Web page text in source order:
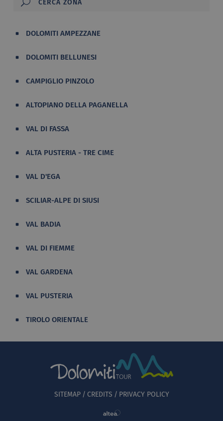
DOLOMITI AMPEZZANE
DOLOMITI BELLUNESI
CAMPIGLIO PINZOLO
ALTOPIANO DELLA PAGANELLA
VAL DI FASSA
ALTA PUSTERIA - TRE CIME
VAL D'EGA
SCILIAR-ALPE DI SIUSI
VAL BADIA
VAL DI FIEMME
VAL GARDENA
VAL PUSTERIA
TIROLO ORIENTALE
SITEMAP CREDITS PRIVACY POLICY